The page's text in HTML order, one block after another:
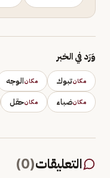
وَرَد في الخبر
مكانتبوك مكانالوجه
مكانضباء مكانحقل
التعليقات(
0
)